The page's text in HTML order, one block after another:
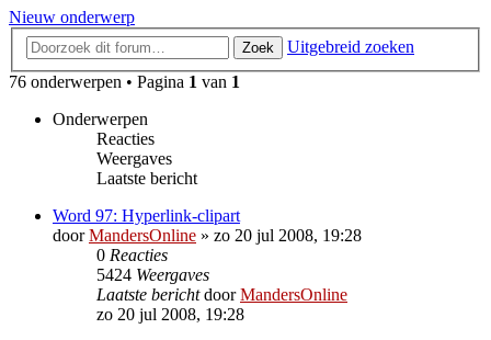
Nieuw onderwerp
Zoek
Uitgebreid zoeken
76 onderwerpen • Pagina 1 van 1
Onderwerpen
Reacties
Weergaves
Laatste bericht
Word 97: Hyperlink-clipart
doorMandersOnline » zo 20 jul 2008, 19:28
0 Reacties
5424 Weergaves
Laatste berichtdoorMandersOnline
zo 20 jul 2008, 19:28